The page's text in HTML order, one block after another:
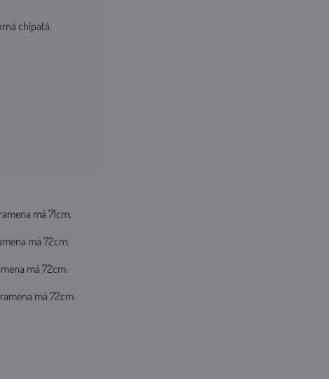
chlpatá.
má 71cm.
má 72cm.
má 72cm.
má 72cm.